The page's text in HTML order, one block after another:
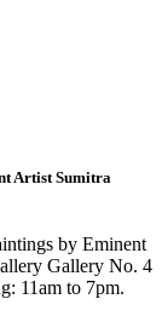
Artist Sumitra
by Eminent
Gallery No. 4
11am to 7pm.